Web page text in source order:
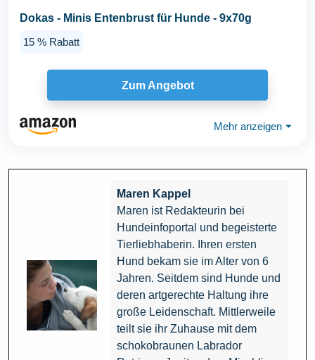
Dokas - Minis Entenbrust für Hunde - 9x70g
15 % Rabatt
Zum Angebot
Mehr anzeigen ⏷
Maren Kappel
Maren ist Redakteurin bei
Hundeinfoportal und begeisterte
Tierliebhaberin. Ihren ersten
Hund bekam sie im Alter von 6
Jahren. Seitdem sind Hunde und
deren artgerechte Haltung ihre
große Leidenschaft. Mittlerweile
teilt sie ihr Zuhause mit dem
schokobraunen Labrador